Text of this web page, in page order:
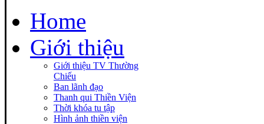
Home
Giới thiệu
Giới thiệu TV Thường
Chiếu
Ban lãnh đạo
Thanh qui Thiền Viện
Thời khóa tu tập
Hình ảnh thiền viện